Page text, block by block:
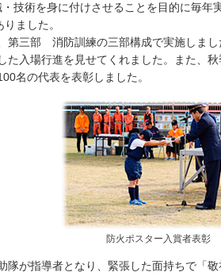
技術を身に付けさせることを目的に毎年
ました。
三部 消防訓練の三部構成で実施しまし
入場行進を見せてくれました。また、秋
名の代表を表彰しました。
防火ポスター入賞者表彰
が指導者となり、緊張した面持ちで「敬